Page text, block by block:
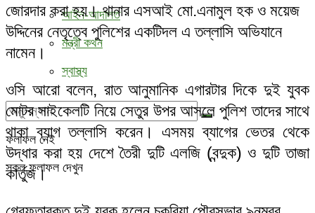
আইন-আদালত
মন্ত্রী কথন
স্বাস্থ্য
ফলাফল নেই
সকল ফলাফল দেখুন
জোরদার করা হয়। থানার এসআই মো.এনামুল হক ও ময়েজ
উদ্দিনের নেতৃত্বে পুলিশের একটিদল এ তল্লাসি অভিযানে
নামেন।
ওসি আরো বলেন, রাত আনুমানিক এগারটার দিকে দুই যুবক
মোটর সাইকেলটি নিয়ে সেতুর উপর আসলে পুলিশ তাদের সাথে
থাকা ব্যাগ তল্লাসি করেন। এসময় ব্যাগের ভেতর থেকে
উদ্ধার করা হয় দেশে তৈরী দুটি এলজি (বন্দুক) ও দুটি তাজা
কার্তুজ।